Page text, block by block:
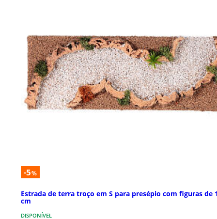
-5%
Estrada de terra troço em S para presépio com figuras de
cm
DISPONÍVEL